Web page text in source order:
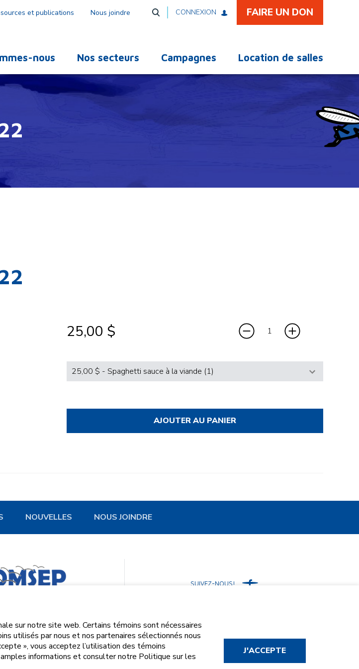
et publications Nous joindre CONNEXION FAIRE UN DON
nous Nos secteurs Campagnes Location de salles
25,00 $
AJOUTER AU PANIER
NOUVELLES NOUS JOINDRE
SUIVEZ-NOUS! Facebook
SÉCURISÉ PAR
sur notre site web. Certains témoins sont nécessaires
utilisés par nous et nos partenaires sélectionnés nous
», vous acceptez l’utilisation des témoins
informations et consulter notre Politique sur les